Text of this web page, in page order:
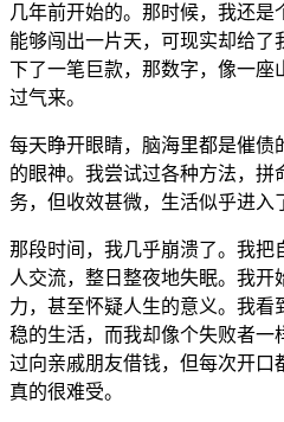
几年前开始的。那时候，我还
能够闯出一片天，可现实却给了
下了一笔巨款，那数字，像一座
过气来。
每天睁开眼睛，脑海里都是催债
的眼神。我尝试过各种方法，拼
务，但收效甚微，生活似乎进入
那段时间，我几乎崩溃了。我
人交流，整日整夜地失眠。我
力，甚至怀疑人生的意义。我看
稳的生活，而我却像个失败者一
过向亲戚朋友借钱，但每次开口
真的很难受。